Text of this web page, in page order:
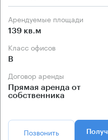
Арендуемые площади
139 кв.м
Класс офисов
B
Договор аренды
Прямая аренда от
собственника
Позвонить